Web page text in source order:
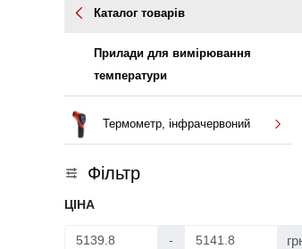
Каталог товарів
Прилади для вимірювання
температури
Термометр, інфрачервоний
Фільтр
ЦІНА
-